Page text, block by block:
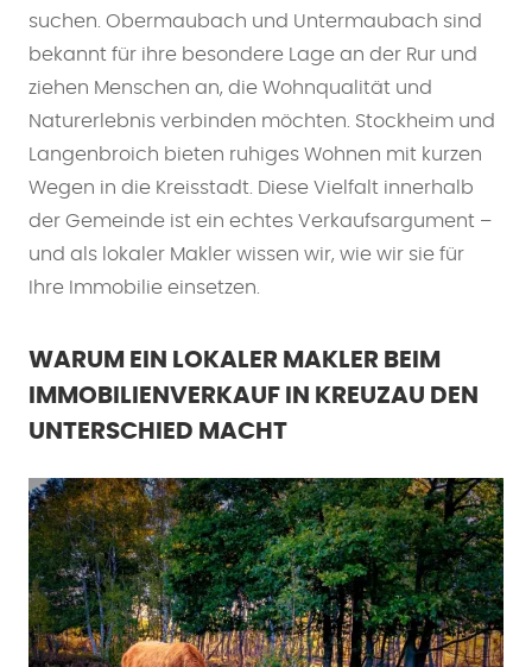
suchen. Obermaubach und Untermaubach sind
bekannt für ihre besondere Lage an der Rur und
ziehen Menschen an, die Wohnqualität und
Naturerlebnis verbinden möchten. Stockheim und
Langenbroich bieten ruhiges Wohnen mit kurzen
Wegen in die Kreisstadt. Diese Vielfalt innerhalb
der Gemeinde ist ein echtes Verkaufsargument –
und als lokaler Makler wissen wir, wie wir sie für
Ihre Immobilie einsetzen.
WARUM EIN LOKALER MAKLER BEIM
IMMOBILIENVERKAUF IN KREUZAU DEN
UNTERSCHIED MACHT